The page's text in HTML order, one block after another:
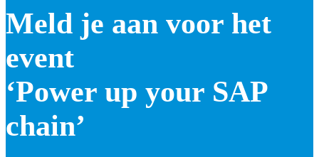
Meld je aan voor het
event
‘Power up your SAP
chain’